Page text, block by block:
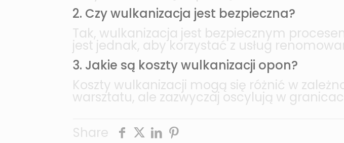
2. Czy wulkanizacja jest bezpieczna?
Tak, wulkanizacja jest bezpiecznym
jest jednak, aby korzystać z usług
3. Jakie są koszty wulkanizacji opon?
Koszty wulkanizacji mogą się różnić w
warsztatu, ale zazwyczaj oscylują w
Share